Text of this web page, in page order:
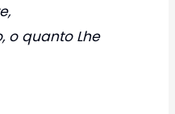
o quanto Lhe